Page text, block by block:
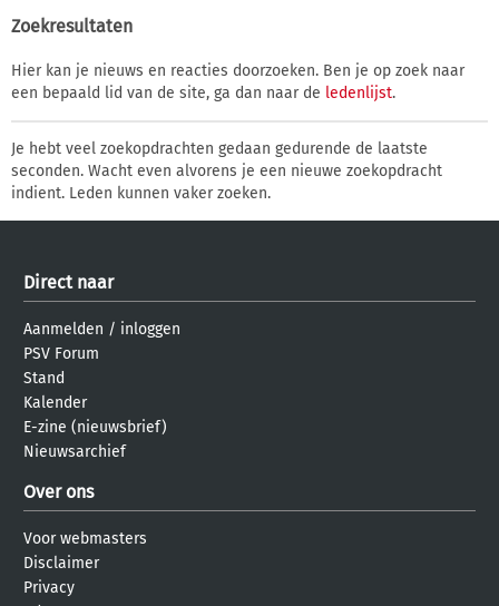
Zoekresultaten
Hier kan je nieuws en reacties doorzoeken. Ben je op zoek naar
een bepaald lid van de site, ga dan naar de ledenlijst.
Je hebt veel zoekopdrachten gedaan gedurende de laatste
seconden. Wacht even alvorens je een nieuwe zoekopdracht
indient. Leden kunnen vaker zoeken.
Direct naar
Aanmelden / inloggen
PSV Forum
Stand
Kalender
E-zine (nieuwsbrief)
Nieuwsarchief
Over ons
Voor webmasters
Disclaimer
Privacy